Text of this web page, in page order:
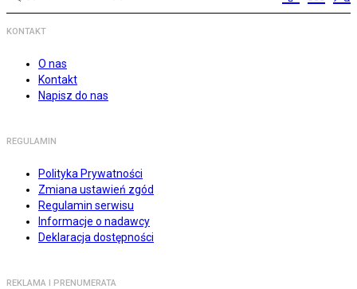
KONTAKT
O nas
Kontakt
Napisz do nas
REGULAMIN
Polityka Prywatności
Zmiana ustawień zgód
Regulamin serwisu
Informacje o nadawcy
Deklaracja dostępności
REKLAMA I PRENUMERATA